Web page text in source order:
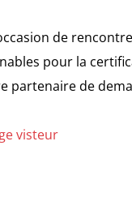
de
pour la
partenaire de
visteur